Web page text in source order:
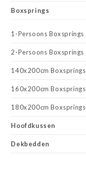
Boxsprings
1-Persoons Boxsprings
2-Persoons Boxsprings
140x200cm Boxsprings
160x200cm Boxsprings
180x200cm Boxsprings
Hoofdkussen
Dekbedden